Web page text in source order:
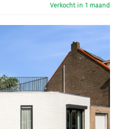
Verkocht in 1 maand